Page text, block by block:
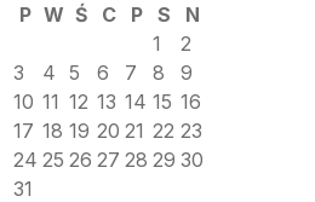
P W Ś C P S
N
1
2
3
4 5 6 7 8
9
10 11 12 13 14 15 16
17 18 19 20 21 22 23
24 25 26 27 28 29 30
31